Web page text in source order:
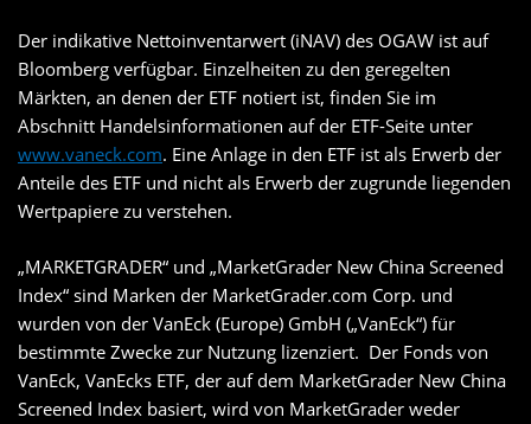
Der indikative Nettoinventarwert (iNAV) des OGAW ist auf
Bloomberg verfügbar. Einzelheiten zu den geregelten
Märkten, an denen der ETF notiert ist, finden Sie im
Abschnitt Handelsinformationen auf der ETF-Seite unter
www.vaneck.com. Eine Anlage in den ETF ist als Erwerb der
Anteile des ETF und nicht als Erwerb der zugrunde liegenden
Wertpapiere zu verstehen.
„MARKETGRADER“ und „MarketGrader New China Screened
Index“ sind Marken der MarketGrader.com Corp. und
wurden von der VanEck (Europe) GmbH („VanEck“) für
bestimmte Zwecke zur Nutzung lizenziert. Der Fonds von
VanEck, VanEcks ETF, der auf dem MarketGrader New China
Screened Index basiert, wird von MarketGrader weder